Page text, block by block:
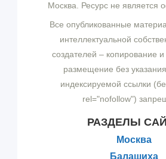
Москва. Ресурс не является
Все опубликованные
интеллектуальной
создателей – копирование
размещение без
индексируемой ссылки
rel="nofollow")
РАЗДЕЛЫ
Москва
Балашиха